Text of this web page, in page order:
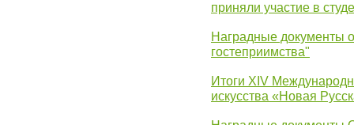
приняли участие в
Наградные документы
гостеприимства"
Итоги XIV
искусства «Новая